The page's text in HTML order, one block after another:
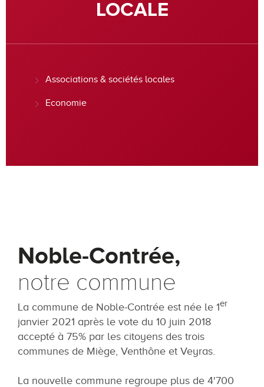
LOCALE
Associations & sociétés locales
Economie
Noble-Contrée,
notre commune
La commune de Noble-Contrée est née le 1er
janvier 2021 après le vote du 10 juin 2018
accepté à 75% par les citoyens des trois
communes de Miège, Venthône et Veyras.
La nouvelle commune regroupe plus de 4'700